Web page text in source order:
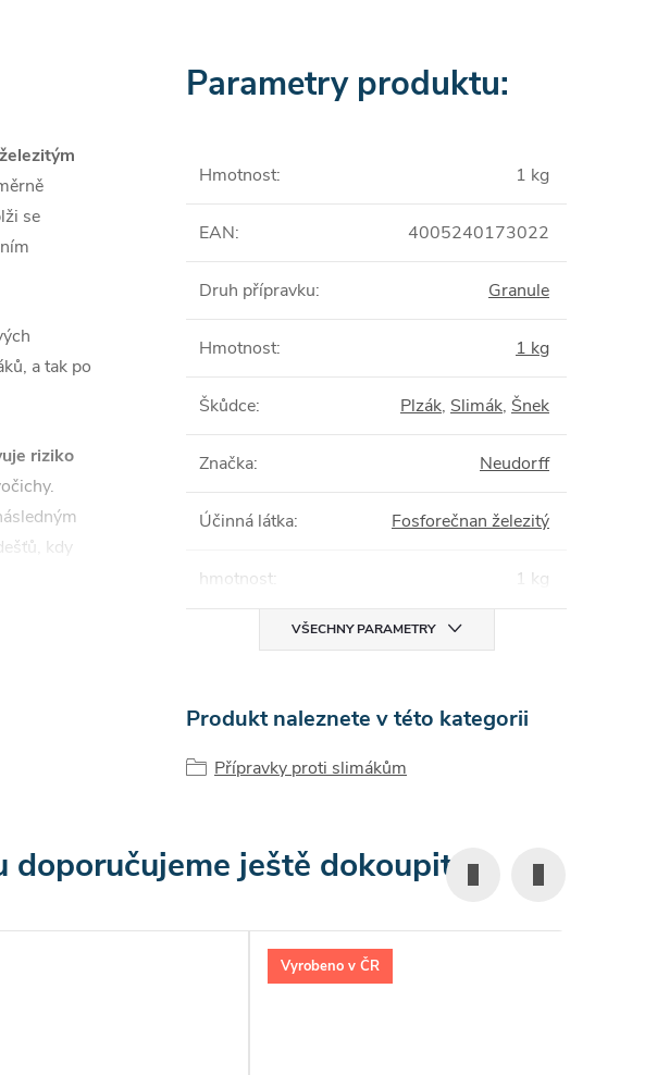
se
a tak po
riziko
kdy
v
Parametry produktu:
Hmotnost: 1 kg
EAN: 4005240173022
Druh přípravku: Granule
Hmotnost: 1 kg
Škůdce: Plzák, Slimák, Šnek
Značka: Neudorff
Účinná látka: Fosforečnan železitý
hmotnost: 1 kg
VŠECHNY PARAMETRY
Produkt naleznete v této kategorii
Přípravky proti slimákům
doporučujeme ještě dokoupit
Vyrobeno v ČR